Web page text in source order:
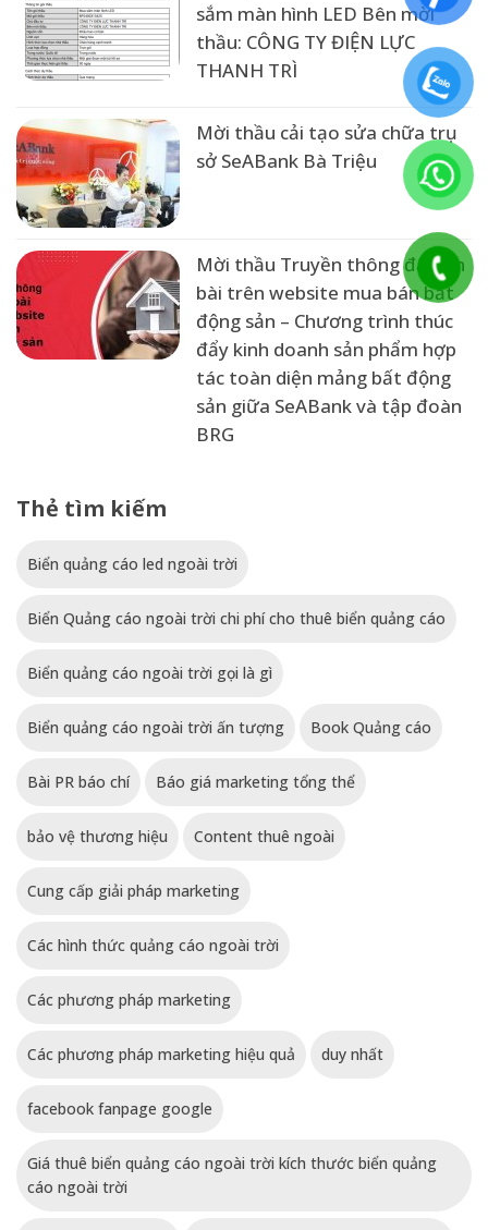
sắm màn hình LED Bên mời
thầu: CÔNG TY ĐIỆN LỰC
THANH TRÌ
Mời thầu cải tạo sửa chữa trụ
sở SeABank Bà Triệu
Mời thầu Truyền thông đẩy tin
bài trên website mua bán bất
động sản – Chương trình thúc
đẩy kinh doanh sản phẩm hợp
tác toàn diện mảng bất động
sản giữa SeABank và tập đoàn
BRG
Thẻ tìm kiếm
Biển quảng cáo led ngoài trời
Biển Quảng cáo ngoài trời chi phí cho thuê biển quảng cáo
Biển quảng cáo ngoài trời gọi là gì
Biển quảng cáo ngoài trời ấn tượng Book Quảng cáo
Bài PR báo chí Báo giá marketing tổng thể
bảo vệ thương hiệu Content thuê ngoài
Cung cấp giải pháp marketing
Các hình thức quảng cáo ngoài trời
Các phương pháp marketing
Các phương pháp marketing hiệu quả duy nhất
facebook fanpage google
Giá thuê biển quảng cáo ngoài trời kích thước biển quảng
cáo ngoài trời